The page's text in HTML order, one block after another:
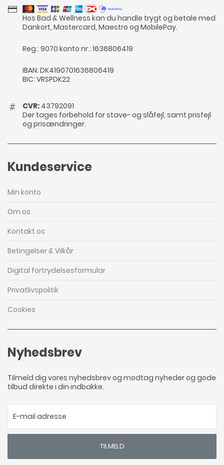
Hos Bad & Wellness kan du handle trygt og betale med
Dankort, Mastercard, Maestro og MobilePay.
Reg.: 9070 konto nr.: 1636806419
IBAN: DK4190701636806419
BIC: VRSPDK22
CVR: 43792091
Der tages forbehold for stave- og slåfejl, samt prisfejl
og prisændringer.
Kundeservice
Min konto
Om os
Kontakt os
Betingelser & Vilkår
Digital fortrydelsesformular
Privatlivspolitik
Cookies
Nyhedsbrev
Tilmeld dig vores nyhedsbrev og modtag nyheder og gode
tilbud direkte i din indbakke.
TILMELD